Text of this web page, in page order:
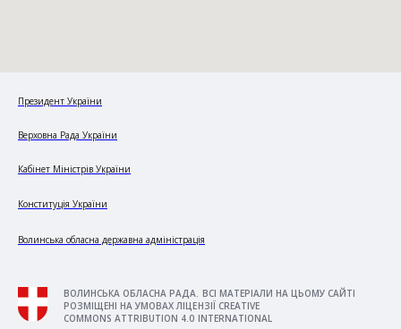
Президент України
Верховна Рада України
Кабінет Міністрів України
Конституція України
Волинська обласна державна адміністрація
ВОЛИНСЬКА ОБЛАСНА РАДА. ВСІ МАТЕРІАЛИ НА ЦЬОМУ САЙТІ
РОЗМІЩЕНІ НА УМОВАХ ЛІЦЕНЗІЇ CREATIVE
COMMONS ATTRIBUTION 4.0 INTERNATIONAL